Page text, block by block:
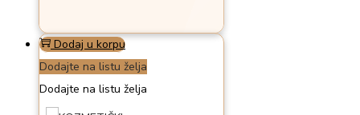
Dodaj u korpu
Dodajte na listu želja
Dodajte na listu želja